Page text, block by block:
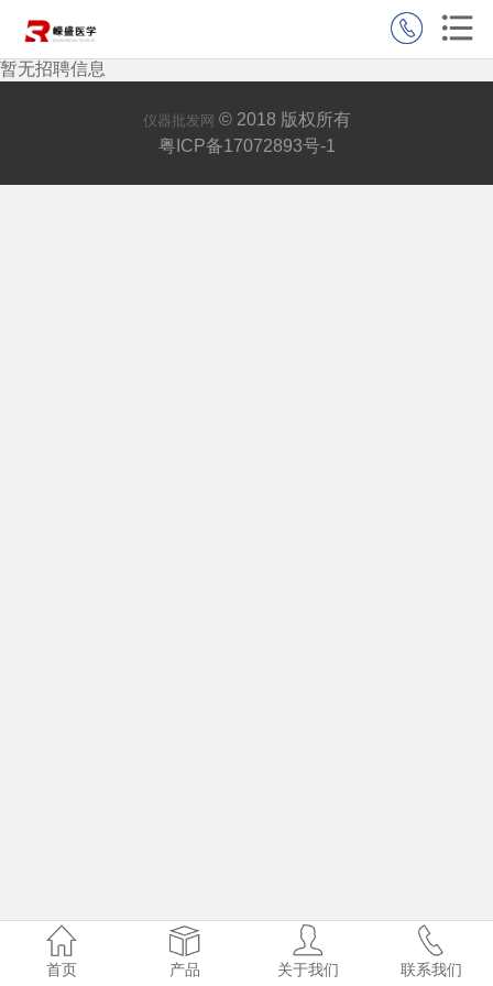
暂无招聘信息
仪器批发网 © 2018 版权所有
粤ICP备17072893号-1
首页 产品 关于我们 联系我们